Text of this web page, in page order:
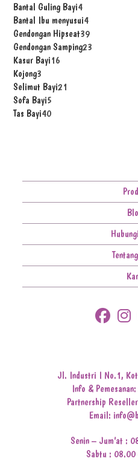
Bantal Guling Bayi4
Bantal Ibu menyusui4
Gendongan Hipseat39
Gendongan Samping23
Kasur Bayi16
Kojong3
Selimut Bayi21
Sofa Bayi5
Tas Bayi40
Jl. Industri I No.1,
Info & Pemesanan:
Partnership
Email:
Senin – Jum’at :
Sabtu :